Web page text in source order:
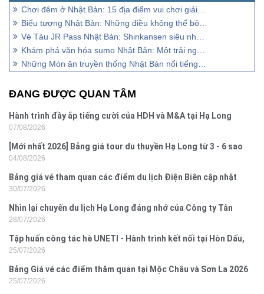
Chơi đêm ở Nhật Bản: 15 địa điểm vui chơi giải trí thú vị
Biểu tượng Nhật Bản: Những điều không thể bỏ lỡ khi đi du lịch
Vé Tàu JR Pass Nhật Bản: Shinkansen siêu nhanh, tiết kiệm
Khám phá văn hóa sumo Nhật Bản: Một trải nghiệm du lịch độc đáo
Những Món ăn truyền thống Nhật Bản nổi tiếng toàn cầu
ĐANG ĐƯỢC QUAN TÂM
Hành trình đầy ắp tiếng cười của HDH và M&A tại Hạ Long
07/08/2026
[Mới nhất 2026] Bảng giá tour du thuyền Hạ Long từ 3 - 6 sao
04/08/2026
Bảng giá vé tham quan các điểm du lịch Điện Biên cập nhật
2026
30/07/2026
Nhìn lại chuyến du lịch Hạ Long đáng nhớ của Công ty Tân
Hưng 2026
28/07/2026
Tập huấn công tác hè UNETI - Hành trình kết nối tại Hòn Dấu,
Đồ Sơn
25/07/2026
Bảng Giá vé các điểm thăm quan tại Mộc Châu và Sơn La 2026
25/07/2026